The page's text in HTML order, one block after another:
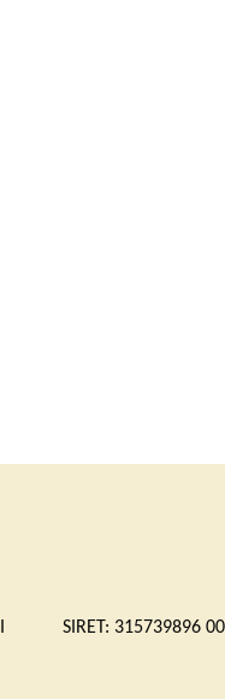
SIRET: 315739896